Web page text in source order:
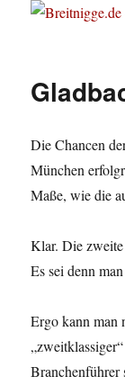
Die Chancen
München
Maße, wie die
Klar. Die
Es sei denn
Ergo kann man
Branchenführer